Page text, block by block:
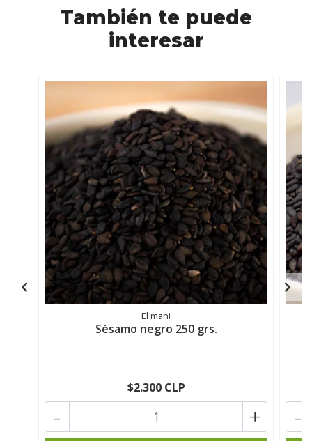
También te puede
interesar
El mani
Sésamo negro 250 grs.
$2.300 CLP
+
- -